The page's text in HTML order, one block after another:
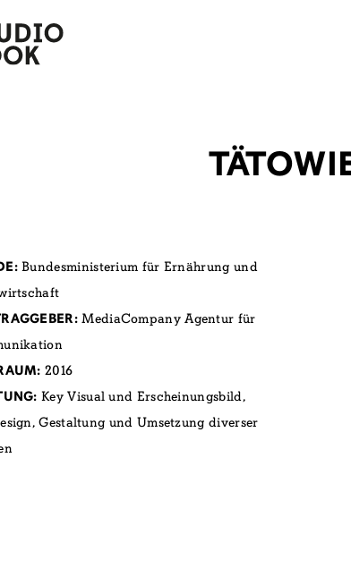
Bundesministerium für Ernährung und
MediaCompany Agentur für
2016
Key Visual und Erscheinungsbild,
Gestaltung und Umsetzung diverser